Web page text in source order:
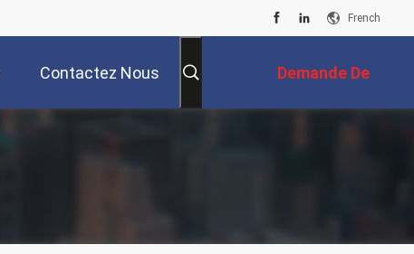
French
Contactez Nous Demande De
Soumission